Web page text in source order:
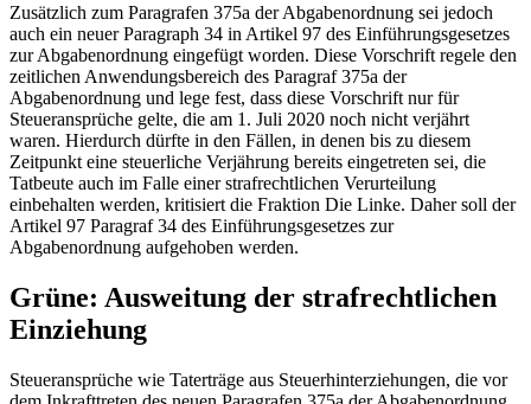
Zusätzlich zum Paragrafen 375a der Abgabenordnung sei jedoch
auch ein neuer Paragraph 34 in Artikel 97 des Einführungsgesetzes
zur Abgabenordnung eingefügt worden. Diese Vorschrift regele den
zeitlichen Anwendungsbereich des Paragraf 375a der
Abgabenordnung und lege fest, dass diese Vorschrift nur für
Steueransprüche gelte, die am 1. Juli 2020 noch nicht verjährt
waren. Hierdurch dürfte in den Fällen, in denen bis zu diesem
Zeitpunkt eine steuerliche Verjährung bereits eingetreten sei, die
Tatbeute auch im Falle einer strafrechtlichen Verurteilung
einbehalten werden, kritisiert die Fraktion Die Linke. Daher soll der
Artikel 97 Paragraf 34 des Einführungsgesetzes zur
Abgabenordnung aufgehoben werden.
Grüne: Ausweitung der strafrechtlichen
Einziehung
Steueransprüche wie Taterträge aus Steuerhinterziehungen, die vor